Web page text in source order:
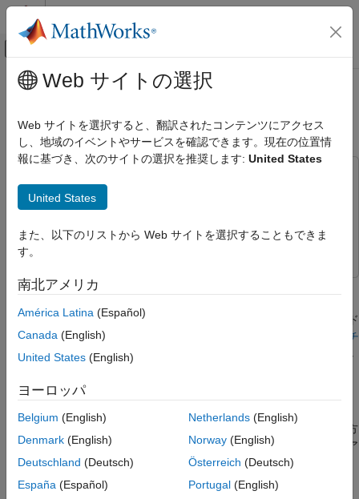
コンテンツへスキップ
オフキャンバス ナビゲーション メ
ドキュメンテーションのホーム
Stateflow
チャート プログラミング
Atomic サブチャート
Stateflow
検証およびコード生成
Atomic サブチャートがない元のモデル
Atomic サブチャートを使用するようにモデ
コードの生成
参考
メインコンテンツ
Atomic サブチャート用の個別コー
ドの生成
Simulink Coder
SimulinkSimulink
この例では、Atomic サブチャートを使用して、Stateflow® チャ
チャート用にコードを生成すると、Atomic サブチャートのコード
が別のファイルに保存されます。詳細については、
Atomic サブチ
ャート使用した再利用可能なサブコンポーネントの作成
を参照し
Atomic サブチャートがない元のモデル
次のモデルには
ブロックが 2 つあり、一方
は周波数が毎秒 1 ラジアンで、もう一方は周波数が毎秒 2 ラジア
ンです。
Web サイトの選択
Web サイトを選択すると、翻訳されたコンテンツにアクセス
し、地域のイベントやサービスを確認できます。現在の位置情
報に基づき、次のサイトの選択を推奨します: United States
United States
また、以下のリストから Web サイトを選択することもできま
す。
南北アメリカ
América Latina (Español)
Canada (English)
United States (English)
ヨーロッパ
Belgium (English)
Denmark (English)
Deutschland (Deutsch)
España (Español)
Netherlands(English)
Norway(English)
Österreich (Deutsch)
Portugal(English)